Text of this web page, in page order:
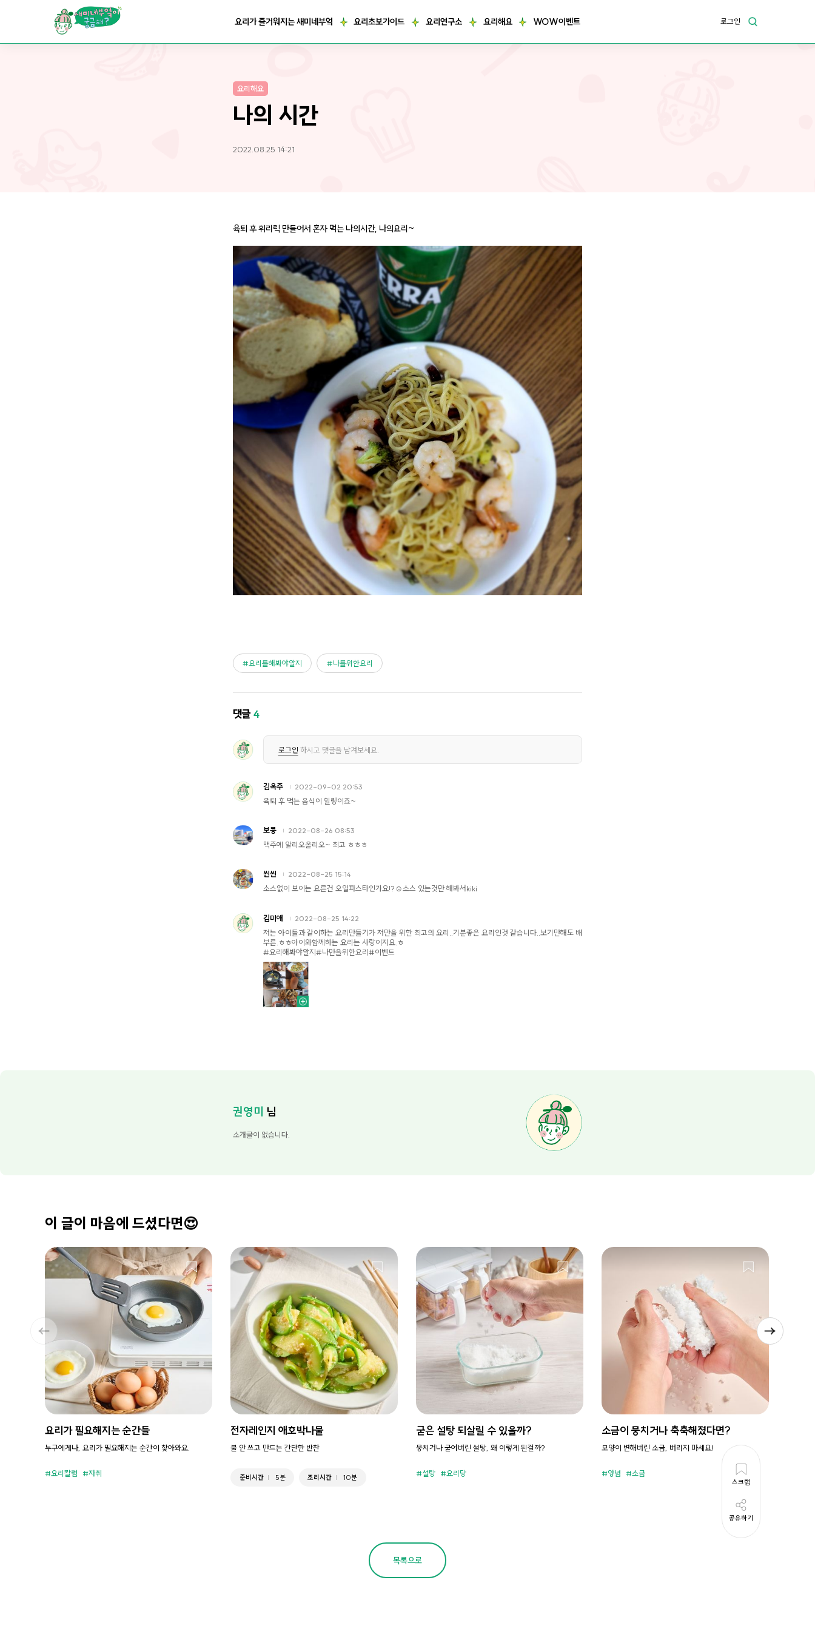
요리가 즐거워지는 새미네부엌 요리초보가이드 요리연구소 요리해요 WOW이벤트 로그인
스크랩
공유하기
요리해요
나의 시간
2022.08.25 14:21
육퇴 후 휘리릭 만들어서 혼자 먹는 나의시간, 나의요리~
요리를해봐야알지 나를위한요리
댓글4
로그인 하시고 댓글을 남겨보세요.
김옥주 2022-09-02 20:53
육퇴 후 먹는 음식이 힐링이죠~
보콩 2022-08-26 08:53
맥주에 알리오올리오~ 최고 ㅎㅎㅎ
씬씬 2022-08-25 15:14
소스없이 보이는 요른건 오일파스타인가요!?☺️소스 있는것만 해봐서kiki
김미애 2022-08-25 14:22
저는 아이들과 같이하는 요리만들기가 저만을 위한 최고의 요리..기분좋은 요리인것 같습니다..보기만해도 배
부른.ㅎㅎ아이와함께하는 요리는 사랑이지요.ㅎ
#요리해봐야알지#나만을위한요리#이벤트
권영미 님
소개글이 없습니다.
이 글이 마음에 드셨다면😍
요리가 필요해지는 순간들
누구에게나, 요리가 필요해지는 순간이 찾아와요.
요리칼럼 자취
전자레인지 애호박나물
불 안 쓰고 만드는 간단한 반찬
준비시간 5분 조리시간 10분
굳은 설탕 되살릴 수 있을까?
뭉치거나 굳어버린 설탕, 왜 이렇게 된걸까?
설탕 요리당
소금이 뭉치거나 축축해졌다면?
모양이 변해버린 소금, 버리지 마세요!
양념 소금
목록으로